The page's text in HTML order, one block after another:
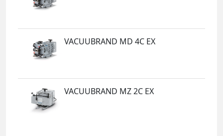
VACUUBRAND MD 4C EX
VACUUBRAND MZ 2C EX